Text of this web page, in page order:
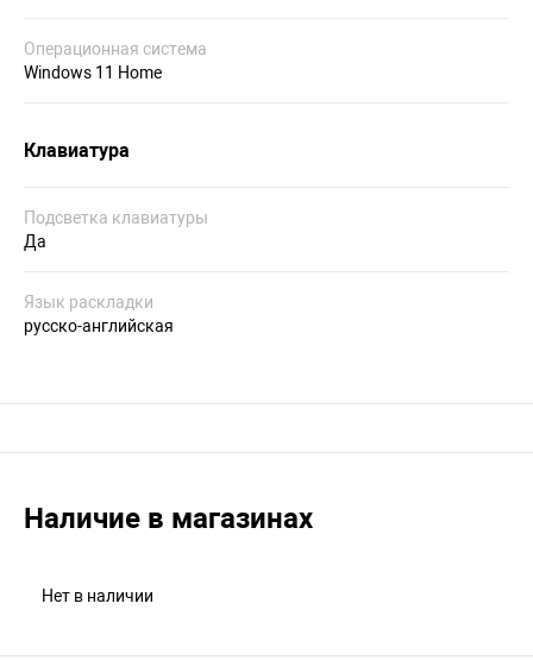
Операционная система
Windows 11 Home
Клавиатура
Подсветка клавиатуры
Да
Язык раскладки
русско-английская
Наличие в магазинах
Нет в наличии